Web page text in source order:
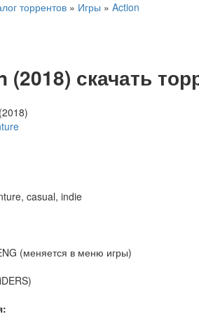
торрентов » Игры » Action
(2018) скачать
casual, indie
(меняется в меню игры)